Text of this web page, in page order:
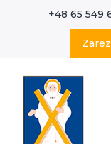
+48 65 549
Wyszukaj w